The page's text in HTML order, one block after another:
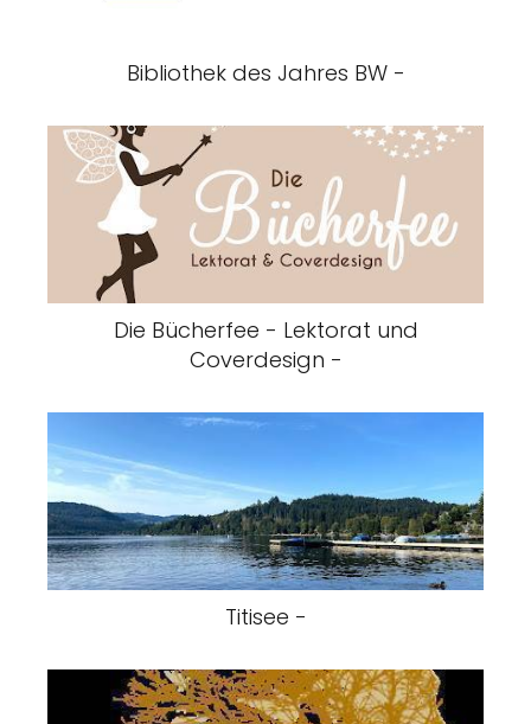
Bibliothek des Jahres BW -
Die Bücherfee - Lektorat und
Coverdesign -
Titisee -